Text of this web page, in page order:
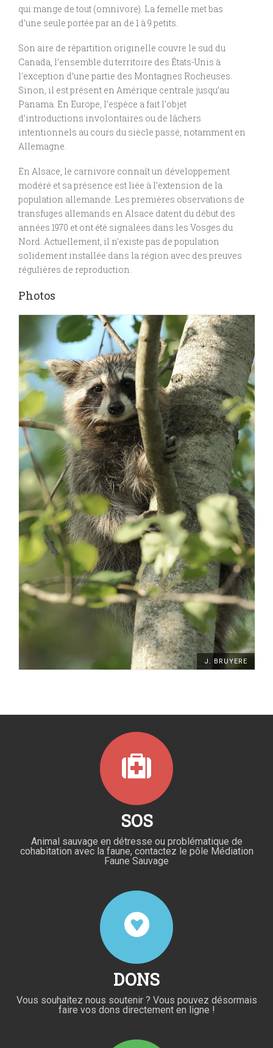
qui mange de tout (omnivore). La femelle met bas
d’une seule portée par an de 1 à 9 petits.
Son aire de répartition originelle couvre le sud du
Canada, l’ensemble du territoire des États-Unis à
l’exception d’une partie des Montagnes Rocheuses.
Sinon, il est présent en Amérique centrale jusqu’au
Panama. En Europe, l’espèce a fait l’objet
d’introductions involontaires ou de lâchers
intentionnels au cours du siècle passé, notamment en
Allemagne.
En Alsace, le carnivore connaît un développement
modéré et sa présence est liée à l’extension de la
population allemande. Les premières observations de
transfuges allemands en Alsace datent du début des
années 1970 et ont été signalées dans les Vosges du
Nord. Actuellement, il n’existe pas de population
solidement installée dans la région avec des preuves
régulières de reproduction.
Photos
J. BRUYERE
SOS
Animal sauvage en détresse ou problématique de
cohabitation avec la faune, contactez le pôle Médiation
Faune Sauvage
DONS
Vous souhaitez nous soutenir ? Vous pouvez désormais
faire vos dons directement en ligne !